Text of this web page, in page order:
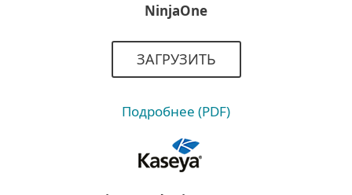
NinjaOne
ЗАГРУЗИТЬ
Подробнее (PDF)